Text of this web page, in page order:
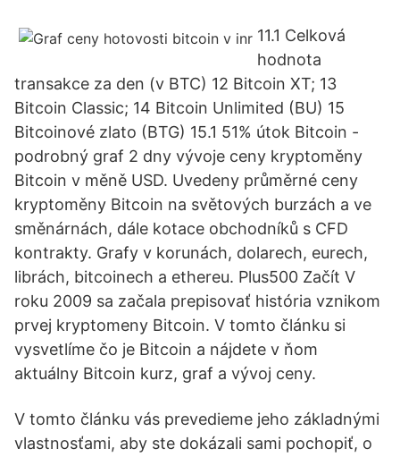
11.1 Celková
hodnota
transakce za den (v BTC) 12 Bitcoin XT; 13
Bitcoin Classic; 14 Bitcoin Unlimited (BU) 15
Bitcoinové zlato (BTG) 15.1 51% útok Bitcoin -
podrobný graf 2 dny vývoje ceny kryptoměny
Bitcoin v měně USD. Uvedeny průměrné ceny
kryptoměny Bitcoin na světových burzách a ve
směnárnách, dále kotace obchodníků s CFD
kontrakty. Grafy v korunách, dolarech, eurech,
librách, bitcoinech a ethereu. Plus500 Začít V
roku 2009 sa začala prepisovať história vznikom
prvej kryptomeny Bitcoin. V tomto článku si
vysvetlíme čo je Bitcoin a nájdete v ňom
aktuálny Bitcoin kurz, graf a vývoj ceny.
V tomto článku vás prevedieme jeho základnými
vlastnosťami, aby ste dokázali sami pochopiť, o